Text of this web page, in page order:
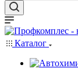
Каталог